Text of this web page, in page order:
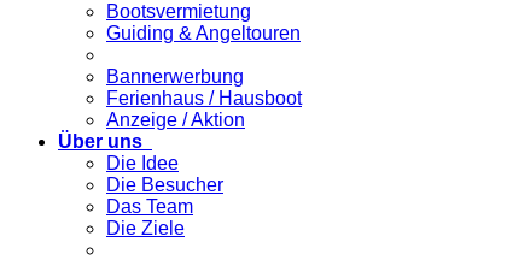
Bootsvermietung
Guiding & Angeltouren
Bannerwerbung
Ferienhaus / Hausboot
Anzeige / Aktion
Über uns
Die Idee
Die Besucher
Das Team
Die Ziele